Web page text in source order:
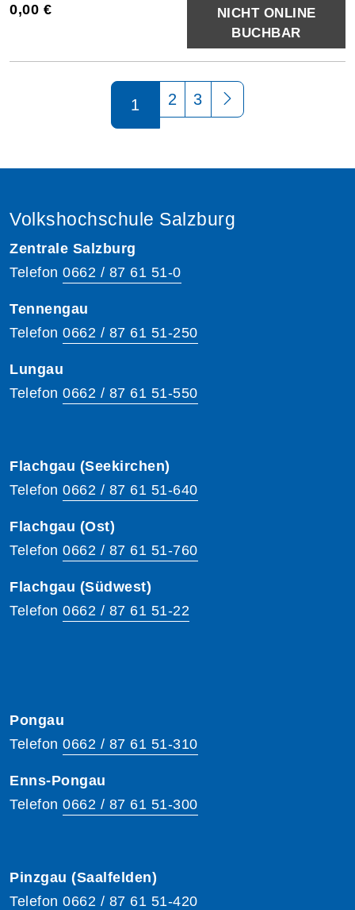
0,00 €
NICHT ONLINE
BUCHBAR
1 2 3
Volkshochschule Salzburg
Zentrale Salzburg
Telefon 0662 / 87 61 51-0
Tennengau
Telefon 0662 / 87 61 51-250
Lungau
Telefon 0662 / 87 61 51-550
Flachgau (Seekirchen)
Telefon 0662 / 87 61 51-640
Flachgau (Ost)
Telefon 0662 / 87 61 51-760
Flachgau (Südwest)
Telefon 0662 / 87 61 51-22
Pongau
Telefon 0662 / 87 61 51-310
Enns-Pongau
Telefon 0662 / 87 61 51-300
Pinzgau (Saalfelden)
Telefon 0662 / 87 61 51-420